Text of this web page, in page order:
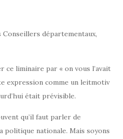
départementaux,
ce liminaire par « on vous l’avait
expression comme un leitmotiv
était prévisible.
qu’il faut parler de
nationale. Mais soyons